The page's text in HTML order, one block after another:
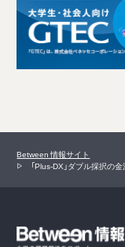
Between 情報サイト
「Plus-DX」ダブル採択の